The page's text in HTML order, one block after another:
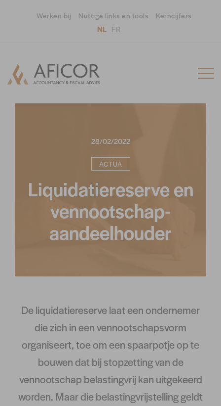
Werken bij Nuttige links en tools Kerncijfers
NL FR
28/02/2022
ACTUA
Liquidatiereserve en
vennootschap-
aandeelhouder
De liquidatiereserve laat een ondernemer
die zich in een vennootschapsvorm
organiseert, toe om een spaarpotje op te
bouwen dat bij stopzetting van de
vennootschap belastingvrij kan uitgekeerd
worden. Maar die belastingvrijstelling geldt